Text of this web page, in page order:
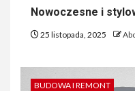
Nowoczesne i
25 listopada, 2025
BUDOWA I REMONT